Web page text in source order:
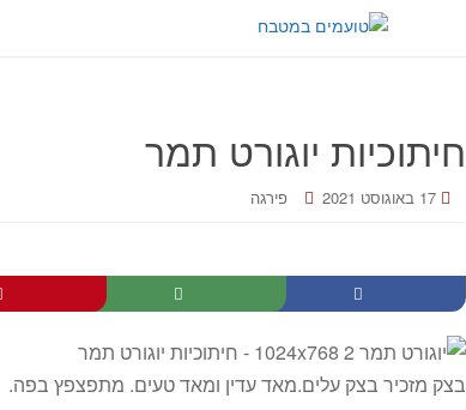
חיתוכיות יוגורט תמר
17 באוגוסט 2021 פירגה
בצק מזכיר בצק עלים.מאד עדין ומאד טעים. מתפצפץ בפה.